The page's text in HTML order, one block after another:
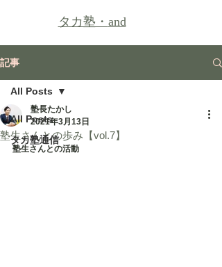
タカ塾・and
記事
All Posts
タカ塾通信
All Posts
塾生さんとの歩み【vol.7】
塾長たかし
2021年3月13日
塾生さんとの活動